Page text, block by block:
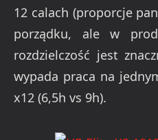
12 calach (proporcje
porządku, ale w
rozdzielczość jest
wypada praca na
x12 (6,5h vs 9h).